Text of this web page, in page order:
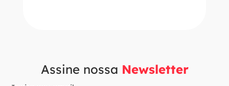
Assine nossa Newsletter